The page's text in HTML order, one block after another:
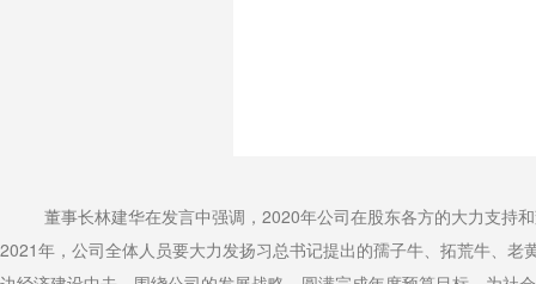
董事长林建华在发言中强调， 2020年公司在股东各方的大力支持
2021 年，公司全体人员要大力发扬习总书记提出的孺子牛、拓荒牛、